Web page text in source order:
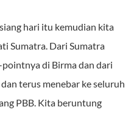
hari itu kemudian kita
Sumatra. Dari Sumatra
di Birma dan dari
terus menebar ke seluruh
PBB. Kita beruntung